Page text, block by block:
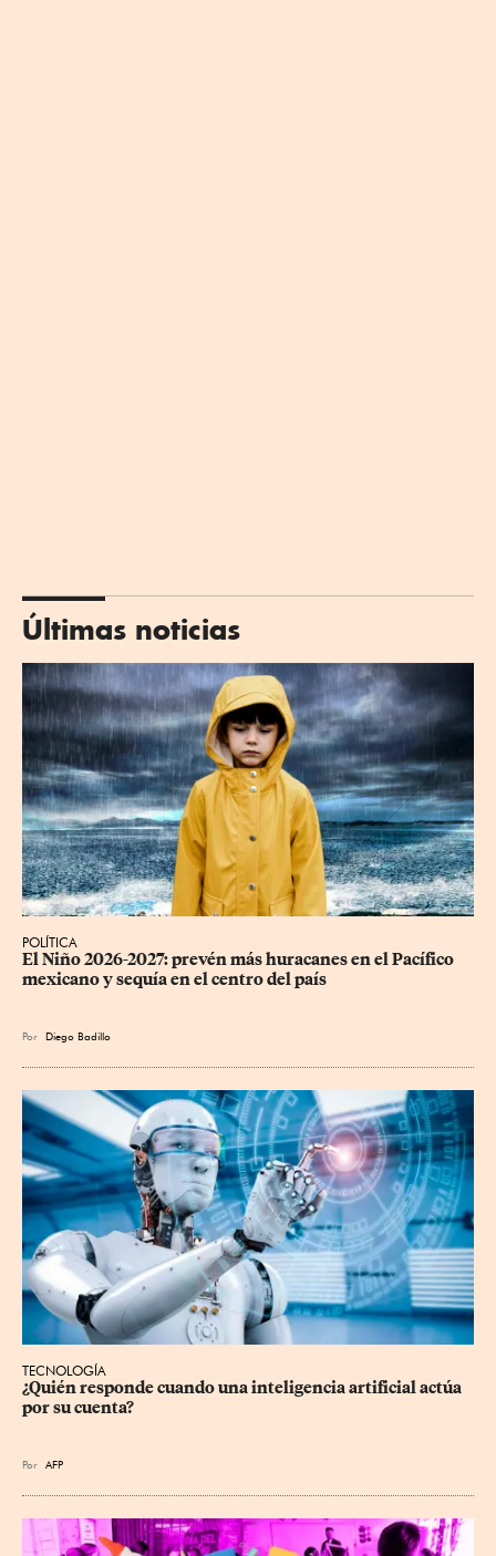
Últimas noticias
POLÍTICA
El Niño 2026-2027: prevén más huracanes en el Pacífico
mexicano y sequía en el centro del país
Por Diego Badillo
TECNOLOGÍA
¿Quién responde cuando una inteligencia artificial actúa
por su cuenta?
Por AFP